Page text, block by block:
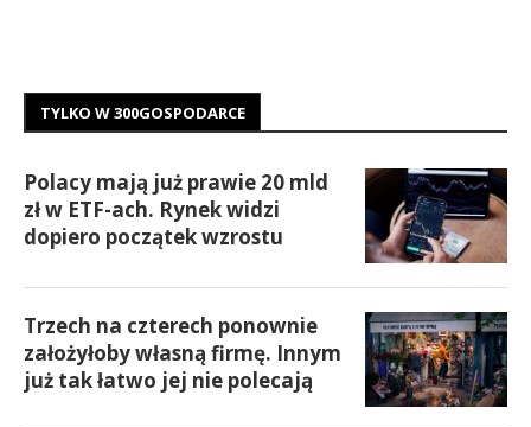
TYLKO W 300GOSPODARCE
Polacy mają już prawie 20 mld
zł w ETF-ach. Rynek widzi
dopiero początek wzrostu
Trzech na czterech ponownie
założyłoby własną firmę. Innym
już tak łatwo jej nie polecają